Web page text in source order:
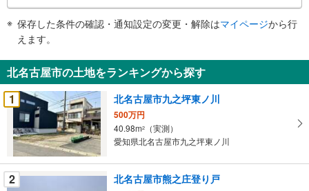
知
を
受
け
る
・
条
件
保存した条件の確認・通知設定の変更・解除はマイページから行
えます。
北名古屋市の土地をランキングから探す
1
北名古屋市九之坪東ノ川
500万円
40.98m2
（実測）
愛知県北名古屋市九之坪東ノ川
2 北名古屋市熊之庄登り戸